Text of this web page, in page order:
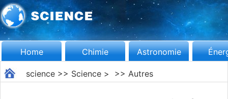
Home Chimie Astronomie
science>> Science> >> Autres